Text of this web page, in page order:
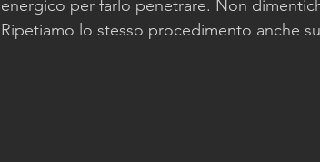
energico per farlo penetrare. Non
Ripetiamo lo stesso procedimento anche